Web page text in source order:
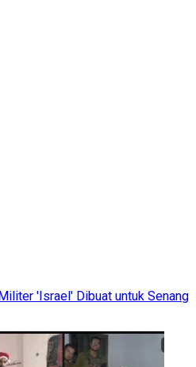
'Israel' Dibuat untuk Senang